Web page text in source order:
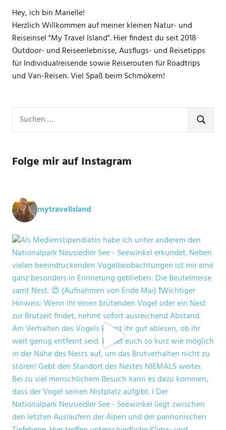
Hey, ich bin Marielle!
Herzlich Willkommen auf meiner kleinen Natur- und
Reiseinsel "My Travel Island". Hier findest du seit 2018
Outdoor- und Reiseerlebnisse, Ausflugs- und Reisetipps
für Individualreisende sowie Reiserouten für Roadtrips
und Van-Reisen. Viel Spaß beim Schmökern!
nach:
SUCHEN
Folge mir auf Instagram
mytravelisland